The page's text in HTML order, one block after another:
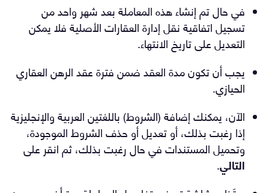
في حال تم إنشاء هذه المعاملة بعد شهر واحد من
تسجيل اتفاقية نقل إدارة العقارات الأصلية فلا يمكن
التعديل على تاريخ الانتهاء.
يجب أن تكون مدة العقد ضمن فترة عقد الرهن العقاري
الحيازي.
الآن، يمكنك إضافة (الشروط) باللغتين العربية والإنجليزية
إذا رغبت بذلك، أو تعديل أو حذف الشروط الموجودة،
وتحميل المستندات في حال رغبت بذلك، ثم انقر على
التالي.